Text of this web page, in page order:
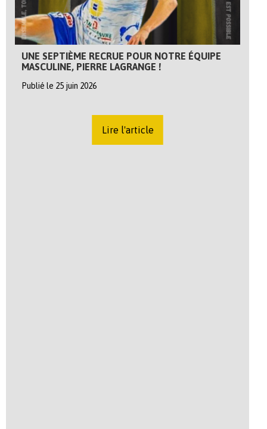
UNE SEPTIÈME RECRUE POUR NOTRE ÉQUIPE
MASCULINE, PIERRE LAGRANGE !
Publié le 25 juin 2026
Lire l'article